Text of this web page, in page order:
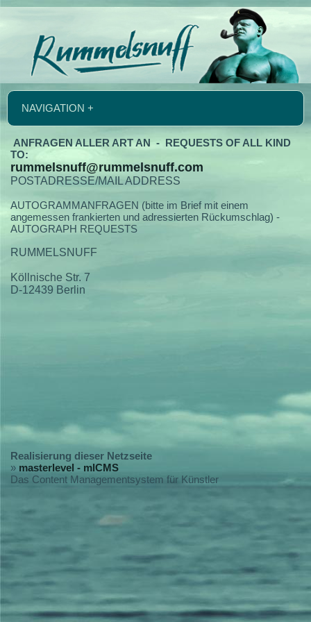
NAVIGATION +
ANFRAGEN ALLER ART AN - REQUESTS OF ALL KIND
TO:
rummelsnuff@rummelsnuff.com
POSTADRESSE/MAIL ADDRESS
AUTOGRAMMANFRAGEN (bitte im Brief mit einem
angemessen frankierten und adressierten Rückumschlag) -
AUTOGRAPH REQUESTS
RUMMELSNUFF
Köllnische Str. 7
D-12439 Berlin
Realisierung dieser Netzseite
» masterlevel - mlCMS
Das Content Managementsystem für Künstler